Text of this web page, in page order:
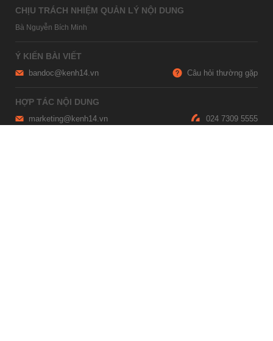
CHỊU TRÁCH NHIỆM QUẢN LÝ NỘI DUNG
Bà Nguyễn Bích Minh
Ý KIẾN BÀI VIẾT
bandoc@kenh14.vn Câu hỏi thường gặp
HỢP TÁC NỘI DUNG
marketing@kenh14.vn 024 7309 5555